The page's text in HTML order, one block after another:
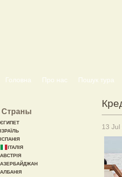
Головна Про нас Пошук тура
13 Jul
Страны
ЄГИПЕТ
ІЗРАЇЛЬ
ІСПАНІЯ
ІТАЛІЯ
АВСТРІЯ
АЗЕРБАЙДЖАН
АЛБАНІЯ